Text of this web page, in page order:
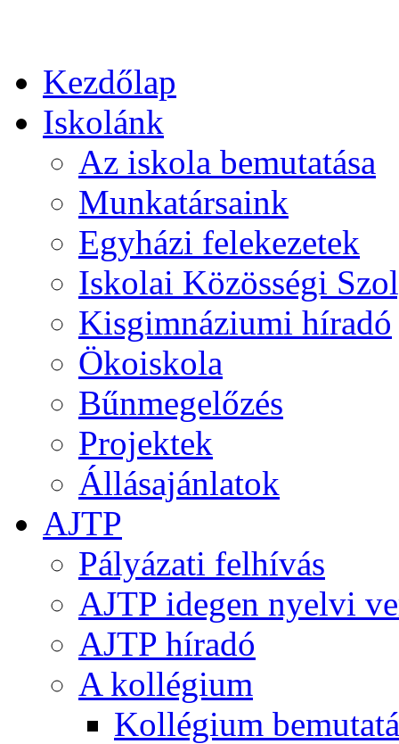
Kezdőlap
Iskolánk
Az iskola bemutatása
Munkatársaink
Egyházi felekezetek
Iskolai Közösségi
Kisgimnáziumi híradó
Ökoiskola
Bűnmegelőzés
Projektek
Állásajánlatok
AJTP
Pályázati felhívás
AJTP idegen nyelvi
AJTP híradó
A kollégium
Kollégium